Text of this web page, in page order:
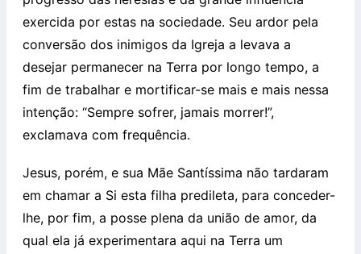
exercida por estas na sociedade. Seu ardor pela
conversão dos inimigos da Igreja a levava a
desejar permanecer na Terra por longo tempo, a
fim de trabalhar e mortificar-se mais e mais nessa
intenção: “Sempre sofrer, jamais morrer!”,
exclamava com frequência.
Jesus, porém, e sua Mãe Santíssima não tardaram
em chamar a Si esta filha predileta, para conceder-
lhe, por fim, a posse plena da união de amor, da
qual ela já experimentara aqui na Terra um